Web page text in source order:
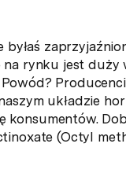
byłaś
rynku jest
układzie
konsumentów.
(Octyl